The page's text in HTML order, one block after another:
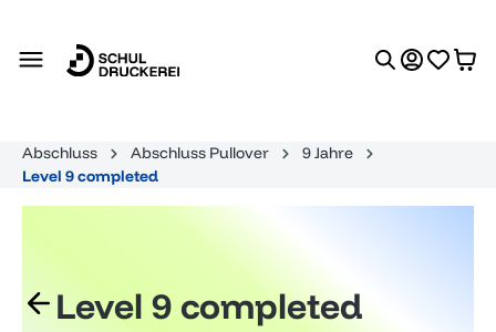
Abschluss Abschluss Pullover
9 Jahre
Level 9 completed
Level 9 completed